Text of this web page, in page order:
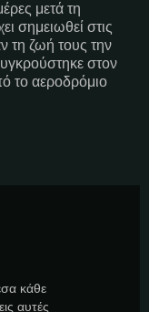
μετά τη
σημειωθεί στις
τη ζωή τους την
στον
το αεροδρόμιο
κάθε
αυτές